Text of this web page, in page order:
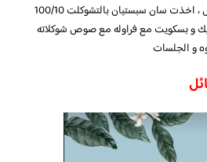
حبيت المكان الحلا لذيذ و فرش ، اخذت سان سبستيان بالتشوكلت 100/10
10/10 قطع كيك و بسكويت مع فراوله مع صوص شوكلاته
و الجلسات